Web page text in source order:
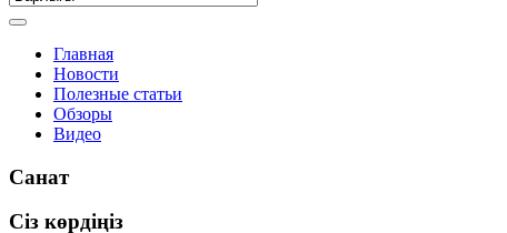
Главная
Новости
Полезные статьи
Обзоры
Видео
Санат
Сіз көрдіңіз